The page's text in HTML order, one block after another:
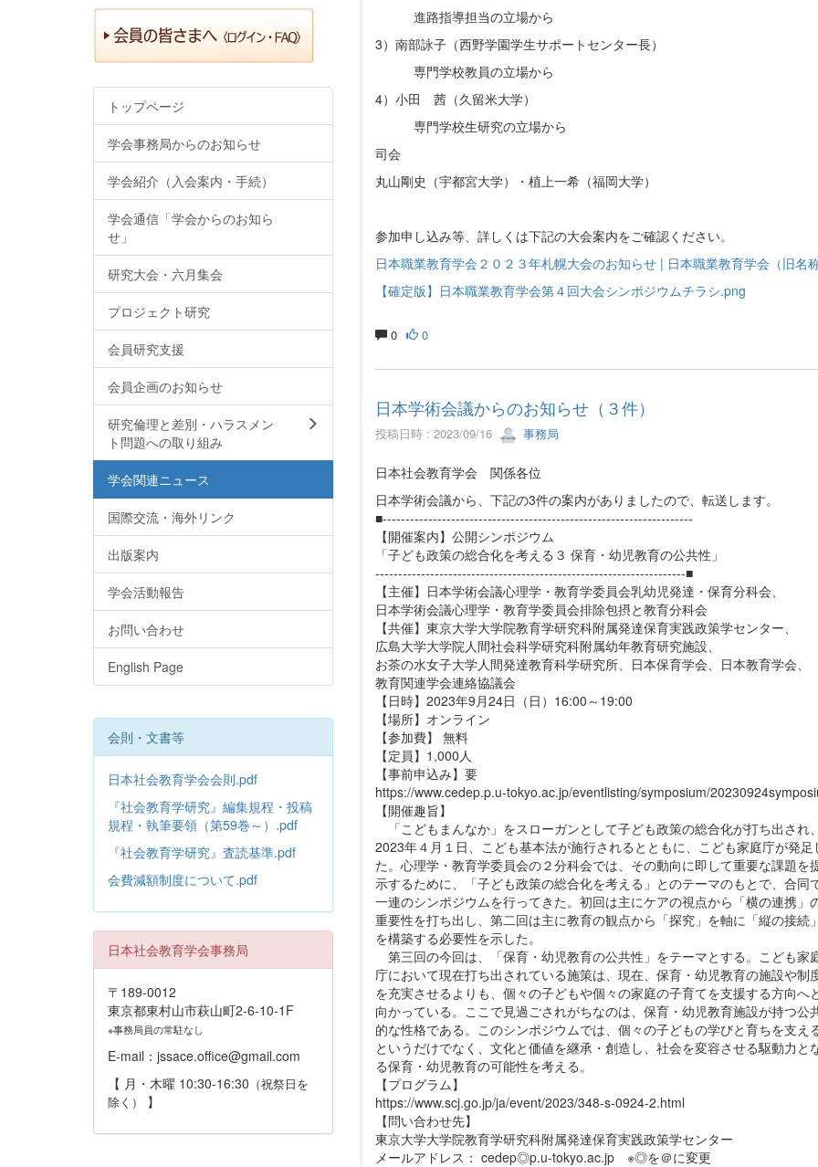
進路指導担当の立場から
3）南部詠子（西野学園学生サポートセンター長）
専門学校教員の立場から
4）小田 茜（久留米大学）
専門学校生研究の立場から
司会
丸山剛史（宇都宮大学）・植上一希（福岡大学）
参加申し込み等、詳しくは下記の大会案内をご確認ください。
日本職業教育学会２０２３年札幌大会のお知らせ | 日本職業教育学会（旧名
【確定版】日本職業教育学会第４回大会シンポジウムチラシ.png
0 0
日本学術会議からのお知らせ（３件）
投稿日時 : 2023/09/16 事務局
日本社会教育学会 関係各位
日本学術会議から、下記の3件の案内がありましたので、転送します。
■--------------------------------------------------------------------
【開催案内】公開シンポジウム
「子ども政策の総合化を考える３ 保育・幼児教育の公共性」
--------------------------------------------------------------------■
【主催】日本学術会議心理学・教育学委員会乳幼児発達・保育分科会、
日本学術会議心理学・教育学委員会排除包摂と教育分科会
【共催】東京大学大学院教育学研究科附属発達保育実践政策学センター、
広島大学大学院人間社会科学研究科附属幼年教育研究施設、
お茶の水女子大学人間発達教育科学研究所、日本保育学会、日本教育学会、
教育関連学会連絡協議会
【日時】2023年9月24日（日）16:00～19:00
【場所】オンライン
【参加費】 無料
【定員】1,000人
【事前申込み】要
https://www.cedep.p.u-tokyo.ac.jp/eventlisting/symposium/
【開催趣旨】
「こどもまんなか」をスローガンとして子ども政策の総合化が打ち出され
2023年４月１日、こども基本法が施行されるとともに、こども家庭庁が発足
た。心理学・教育学委員会の２分科会では、その動向に即して重要な課題を
示するために、「子ども政策の総合化を考える」とのテーマのもとで、合同
一連のシンポジウムを行ってきた。初回は主にケアの視点から「横の連携」
重要性を打ち出し、第二回は主に教育の観点から「探究」を軸に「縦の接続
を構築する必要性を示した。
第三回の今回は、「保育・幼児教育の公共性」をテーマとする。こども家
庁において現在打ち出されている施策は、現在、保育・幼児教育の施設や制
を充実させるよりも、個々の子どもや個々の家庭の子育てを支援する方向へ
向かっている。ここで見過ごされがちなのは、保育・幼児教育施設が持つ公
的な性格である。このシンポジウムでは、個々の子どもの学びと育ちを支え
というだけでなく、文化と価値を継承・創造し、社会を変容させる駆動力と
る保育・幼児教育の可能性を考える。
【プログラム】
https://www.scj.go.jp/ja/event/2023/348-s-0924-2.html
【問い合わせ先】
東京大学大学院教育学研究科附属発達保育実践政策学センター
メールアドレス： cedep◎p.u-tokyo.ac.jp ※◎を＠に変更
トップページ
学会事務局からのお知らせ
学会紹介（入会案内・手続）
学会通信「学会からのお知ら
せ」
研究大会・六月集会
プロジェクト研究
会員研究支援
会員企画のお知らせ
研究倫理と差別・ハラスメン
ト問題への取り組み
学会関連ニュース
国際交流・海外リンク
出版案内
学会活動報告
お問い合わせ
English Page
会則・文書等
日本社会教育学会会則.pdf
『社会教育学研究』編集規程・投稿
規程・執筆要領（第59巻～）.pdf
『社会教育学研究』査読基準.pdf
会費減額制度について.pdf
日本社会教育学会事務局
〒189-0012
東京都東村山市萩山町2-6-10-1F
※事務局員の常駐なし
E-mail：jssace.office@gmail.com
【 月・木曜 10:30-16:30 （祝祭日を
除く）
】